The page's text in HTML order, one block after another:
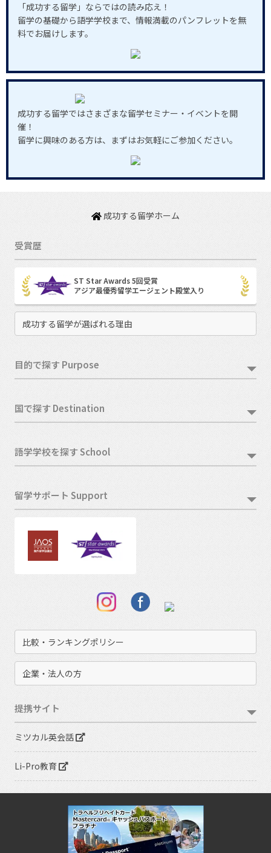
「成功する留学」ならではの読み応え！
留学の基礎から語学学校まで、情報満載のパンフレットを無
料でお届けします。
成功する留学ではさまざまな留学セミナー・イベントを開
催！
留学に興味のある方は、まずはお気軽にご参加ください。
成功する留学ホーム
受賞歴
ST Star Awards 5回受賞
アジア最優秀留学エージェント殿堂入り
成功する留学が選ばれる理由
目的で探す Purpose
国で探す Destination
語学学校を探す School
留学サポート Support
比較・ランキングポリシー
企業・法人の方
提携サイト
ミツカル英会話
Li-Pro教育